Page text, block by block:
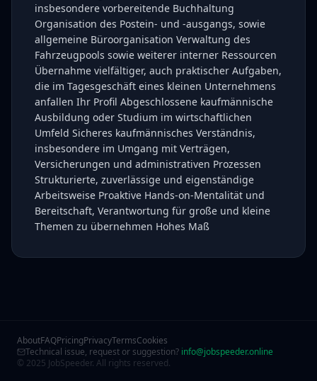
insbesondere vorbereitende Buchhaltung
Organisation des Postein- und -ausgangs, sowie
allgemeine Büroorganisation Verwaltung des
Fahrzeugpools sowie weiterer interner Ressourcen
Übernahme vielfältiger, auch praktischer Aufgaben,
die im Tagesgeschäft eines kleinen Unternehmens
anfallen Ihr Profil Abgeschlossene kaufmännische
Ausbildung oder Studium im wirtschaftlichen
Umfeld Sicheres kaufmännisches Verständnis,
insbesondere im Umgang mit Verträgen,
Versicherungen und administrativen Prozessen
Strukturierte, zuverlässige und eigenständige
Arbeitsweise Proaktive Hands-on-Mentalität und
Bereitschaft, Verantwortung für große und kleine
Themen zu übernehmen Hohes Maß
AboutFAQPricingPrivacyTermsCookies
Technical issue, request or suggestion? info@jobspeeder.online
© 2025 JobSpeeder. All rights reserved.